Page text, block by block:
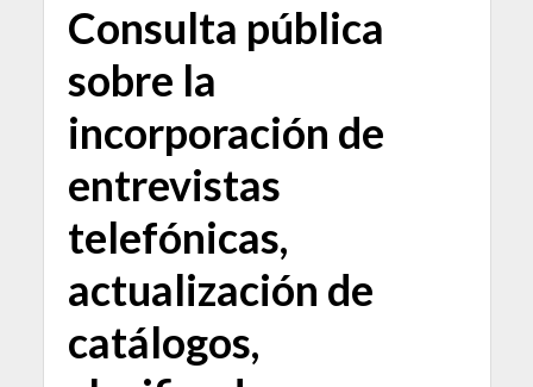
Consulta pública
sobre la
incorporación de
entrevistas
telefónicas,
actualización de
catálogos,